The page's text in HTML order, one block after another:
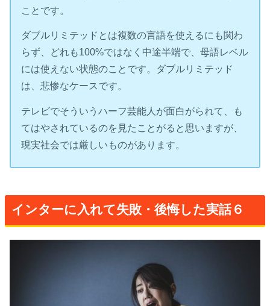
ことです。
ダブルリミテッドとは複数の言語を使えるにも関わ
らず、どれも100%ではなく中途半端で、母語レベル
には使えない状態のことです。ダブルリミテッド
は、悲惨なケースです。
テレビでそういうハーフ芸能人が面白がられて、も
てはやされているのを見たことがると思いますが、
現実社会では厳しいものがあります。
インターに入れて失敗・後悔した実話６